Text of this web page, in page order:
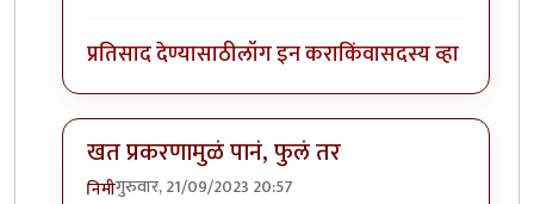
प्रतिसाद देण्यासाठीलॉग इन कराकिंवासदस्य व्हा
खत प्रकरणामुळं पानं, फुलं तर
निमीगुरुवार, 21/09/2023 20:57